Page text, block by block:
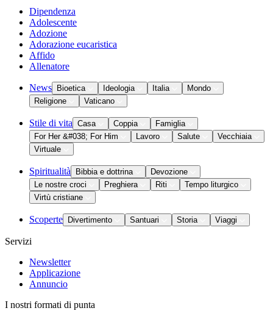
Dipendenza
Adolescente
Adozione
Adorazione eucaristica
Affido
Allenatore
News Bioetica Ideologia Italia
Mondo
Religione
Vaticano
Stile di vita Casa Coppia
Famiglia
For Her &#038; For Him
Lavoro Salute
Vecchiaia
Virtuale
Spiritualità Bibbia e dottrina
Devozione
Le nostre croci
Preghiera Riti
Tempo liturgico
Virtù cristiane
Scoperte Divertimento Santuari Storia Viaggi
Servizi
Newsletter
Applicazione
Annuncio
I nostri formati di punta